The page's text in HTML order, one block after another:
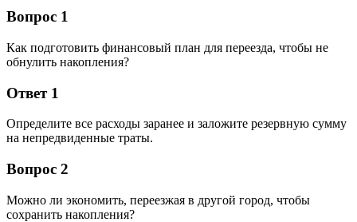
Вопрос 1
Как подготовить финансовый план для переезда, чтобы не
обнулить накопления?
Ответ 1
Определите все расходы заранее и заложите резервную сумму
на непредвиденные траты.
Вопрос 2
Можно ли экономить, переезжая в другой город, чтобы
сохранить накопления?